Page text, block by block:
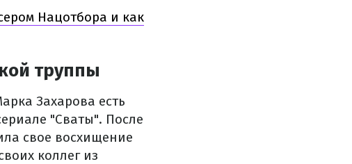
Нацотбора и как
труппы
Захарова есть
"Сваты". После
свое восхищение
коллег из